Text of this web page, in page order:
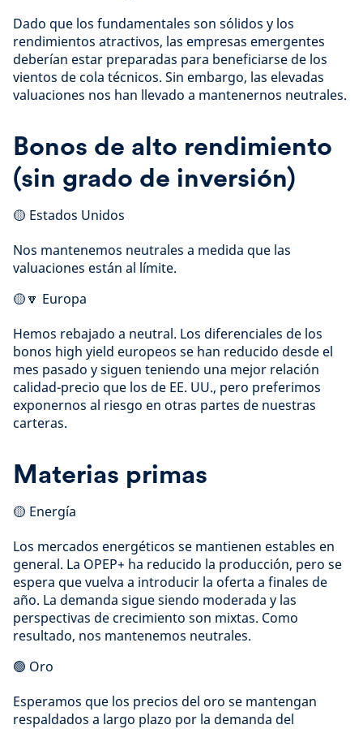
Dado que los fundamentales son sólidos y los
rendimientos atractivos, las empresas emergentes
deberían estar preparadas para beneficiarse de los
vientos de cola técnicos. Sin embargo, las elevadas
valuaciones nos han llevado a mantenernos neutrales.
Bonos de alto rendimiento
(sin grado de inversión)
🟡 Estados Unidos
Nos mantenemos neutrales a medida que las
valuaciones están al límite.
🟡🔽 Europa
Hemos rebajado a neutral. Los diferenciales de los
bonos high yield europeos se han reducido desde el
mes pasado y siguen teniendo una mejor relación
calidad-precio que los de EE. UU., pero preferimos
exponernos al riesgo en otras partes de nuestras
carteras.
Materias primas
🟡 Energía
Los mercados energéticos se mantienen estables en
general. La OPEP+ ha reducido la producción, pero se
espera que vuelva a introducir la oferta a finales de
año. La demanda sigue siendo moderada y las
perspectivas de crecimiento son mixtas. Como
resultado, nos mantenemos neutrales.
🟢 Oro
Esperamos que los precios del oro se mantengan
respaldados a largo plazo por la demanda del